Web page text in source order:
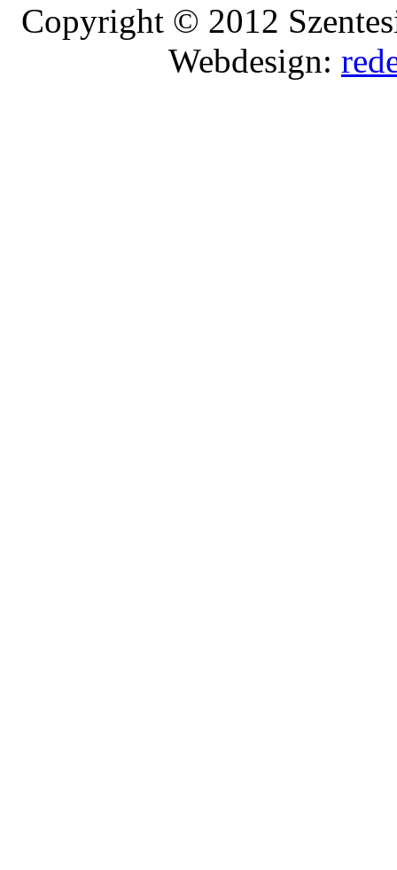
Copyright © 2012
Webdesign: